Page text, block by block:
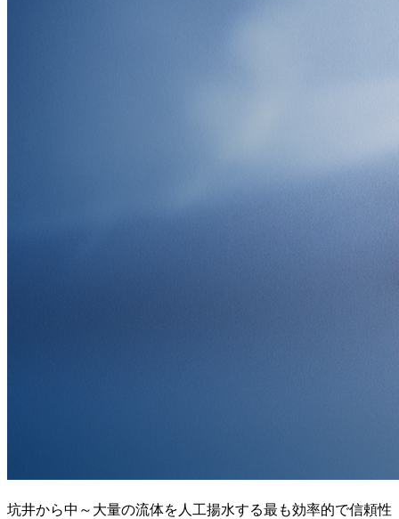
坑井から中～大量の流体を人工揚水する最も効率的で信頼性